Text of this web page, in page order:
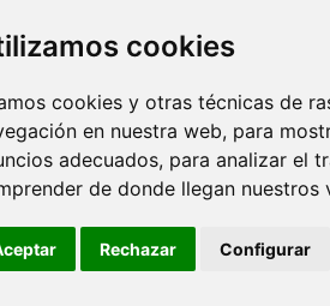
cookies
cookies y otras técnicas de
en nuestra web, para
adecuados, para analizar el
de donde llegan nuestros
Rechazar Configurar